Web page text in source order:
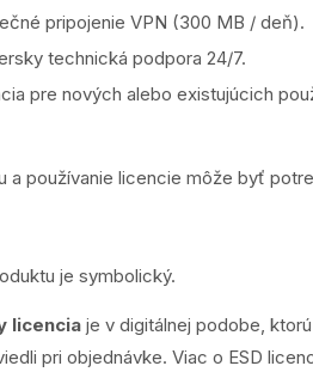
pripojenie VPN (300 MB / deň).
technická podpora 24/7.
pre nových alebo existujúcich
a používanie licencie môže byť
je symbolický.
licencia je v digitálnej podobe,
pri objednávke. Viac o ESD